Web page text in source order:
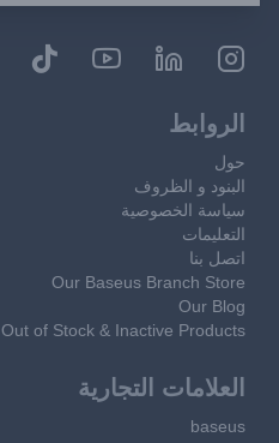
الروابط
حول
البنود و الظروف
سياسة الخصوصية
التعليمات
اتصل بنا
Our Baseus Branch Store
Our Blog
Out of Stock & Inactive Products
العلامات التجارية
baseus